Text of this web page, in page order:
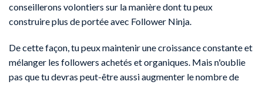
conseillerons volontiers sur la manière dont tu peux
construire plus de portée avec Follower Ninja.
De cette façon, tu peux maintenir une croissance constante et
mélanger les followers achetés et organiques. Mais n'oublie
pas que tu devras peut-être aussi augmenter le nombre de